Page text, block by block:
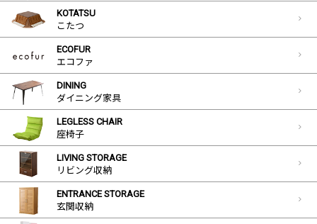
KOTATSU
こたつ
ECOFUR
エコファ
DINING
ダイニング家具
LEGLESS CHAIR
座椅子
LIVING STORAGE
リビング収納
ENTRANCE STORAGE
玄関収納